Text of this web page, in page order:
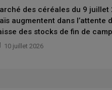
les deux campagnes, sur un
marché physique français ont
humaine (à 710 €/t)
les premières parcelles ont été
des céréales du 9 juillet
augmentent dans l’attente
des stocks de fin de
10 juillet 2026